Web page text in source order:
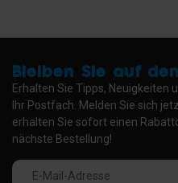
Bleiben Sie auf
Erhalten Sie Tipps, Neuigkeiten
Ihr Postfach. Melden Sie sich
erhalten Sie sofort einen
nächste Bestellung!